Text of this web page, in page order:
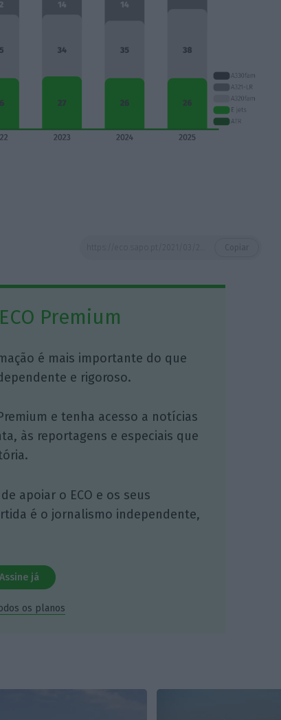
Premium
é mais importante do que
e rigoroso.
e tenha acesso a notícias
às reportagens e especiais que
apoiar o ECO e os seus
é o jornalismo independente,
Assine já
os planos